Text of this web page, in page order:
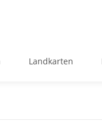
Landkarten